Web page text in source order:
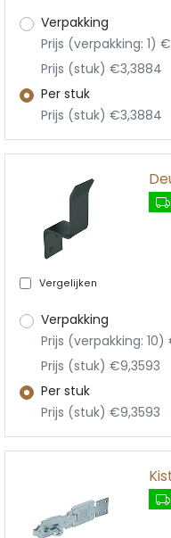
Verpakking
Prijs (verpakking: 1)
Prijs (stuk) €3,3884
Per stuk
Prijs (stuk) €3,3884
Vergelijken
Verpakking
Prijs (verpakking: 10)
Prijs (stuk) €9,3593
Per stuk
Prijs (stuk) €9,3593